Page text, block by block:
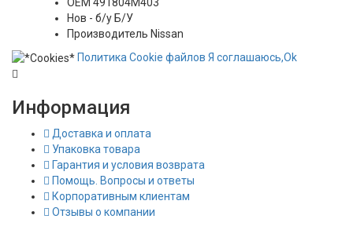
Нов - б/у Б/У
Производитель Nissan
Политика Сookie файлов Я соглашаюсь,Ok
Информация
Доставка и оплата
Упаковка товара
Гарантия и условия возврата
Помощь. Вопросы и ответы
Корпоративным клиентам
Отзывы о компании